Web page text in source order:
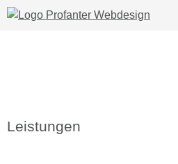
Leistungen